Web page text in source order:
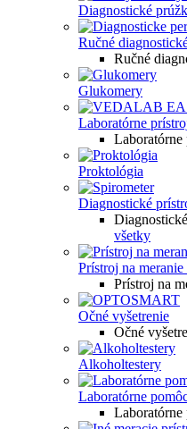
Diagnostické
Ručné
Ručné
Glukomery
Laboratórne
Laboratórne
Proktológia
Diagnostické
všetky
Prístroj na meranie
Prístroj na
Očné vyšetrenie
Očné
Alkoholtestery
Laboratórne